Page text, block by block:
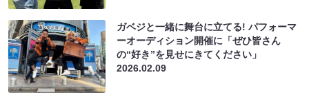
ガベジと一緒に舞台に立てる! パフォーマ
ーオーディション開催に「ぜひ皆さん
の“好き”を見せにきてください」
2026.02.09